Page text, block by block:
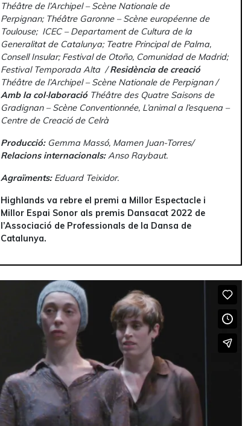
Théâtre de l’Archipel – Scène Nationale de
Perpignan; Théâtre Garonne – Scène européenne de
Toulouse; ICEC – Departament de Cultura de la
Generalitat de Catalunya; Teatre Principal de Palma,
Consell Insular; Festival de Otoño, Comunidad de Madrid;
Festival Temporada Alta /Residència de creació
Théâtre de l’Archipel – Scène Nationale de Perpignan /
Amb la col·laboracióThéâtre des Quatre Saisons de
Gradignan – Scène Conventionnée, L’animal a l’esquena –
Centre de Creació de Celrà
Producció:Gemma Massó, Mamen Juan-Torres/
Relacions internacionals:Anso Raybaut.
Agraïments:Eduard Teixidor.
Highlands va rebre el premi a Millor Espectacle i
Millor Espai Sonor als premis Dansacat 2022 de
l’Associació de Professionals de la Dansa de
Catalunya.